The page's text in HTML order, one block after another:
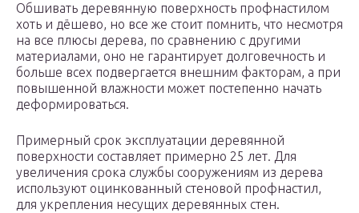
Обшивать деревянную поверхность профнастилом
хоть и дёшево, но все же стоит помнить, что несмотря
на все плюсы дерева, по сравнению с другими
материалами, оно не гарантирует долговечность и
больше всех подвергается внешним факторам, а при
повышенной влажности может постепенно начать
деформироваться.
Примерный срок эксплуатации деревянной
поверхности составляет примерно 25 лет. Для
увеличения срока службы сооружениям из дерева
используют оцинкованный стеновой профнастил,
для укрепления несущих деревянных стен.